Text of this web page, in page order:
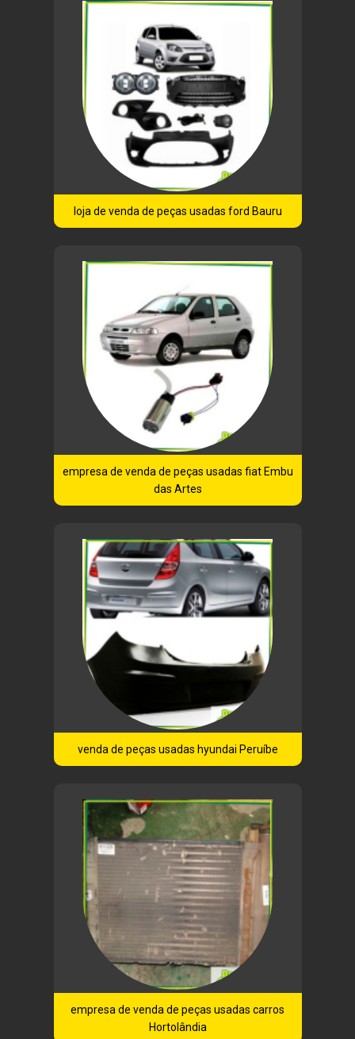
loja de venda de peças usadas ford Bauru
empresa de venda de peças usadas fiat Embu
das Artes
venda de peças usadas hyundai Peruíbe
empresa de venda de peças usadas carros
Hortolândia